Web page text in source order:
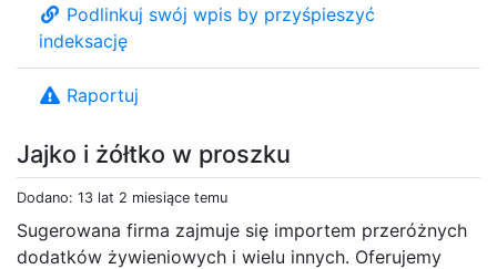
Jajko i żółtko w proszku
Dodano: 13 lat 2 miesiące temu
Sugerowana firma zajmuje się importem przeróżnych
dodatków żywieniowych i wielu innych. Oferujemy
Podlinkuj swój wpis by przyśpieszyć
indeksację
Raportuj